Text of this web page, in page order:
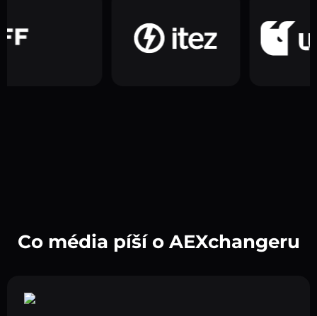
Co média píší o AEXchangeru